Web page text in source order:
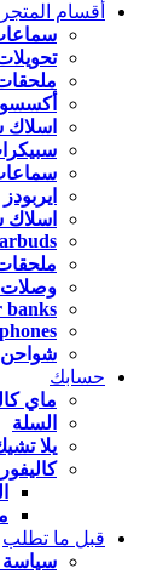
أقسام المتجر
ايربودز
اسلاك
وصلات
banks
شواحن
حسابك
ماي
السلة
يلا
قبل ما تطلب
سياسة